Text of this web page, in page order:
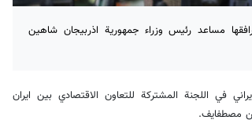
مساعد رئيس وزراء جمهورية اذربيجان شاهين
في اللجنة المشتركة للتعاون الاقتصادي بين ايران
مصطفايف.